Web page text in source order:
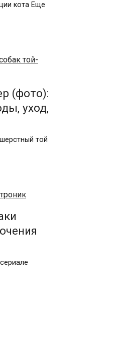
кота Еще
(фото):
уход,
той